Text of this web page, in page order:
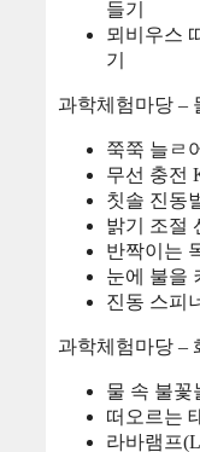
들기
뫼비우스
기
과학체험마당 –
쭉쭉 늘ㄹ
무선 충전
칫솔 진동
밝기 조절
반짝이는
눈에 불을
진동 스피
과학체험마당 –
물 속 불꽃
떠오르는
라바램프